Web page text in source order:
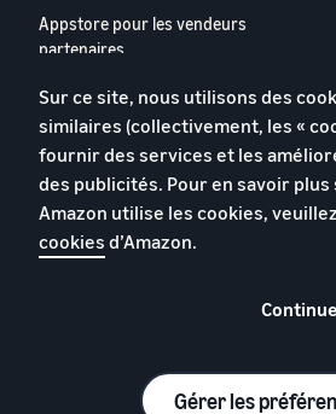
Appstore pour les vendeurs
partenaires
vendeurs partenaires
européens
Politique de confidentialité
Conditions générales
Sur ce site, nous utilisons des
similaires (collectivement, les «
fournir des services et les
des publicités. Pour en savoir
Amazon utilise les cookies,
cookies d’Amazon.
Gérer les